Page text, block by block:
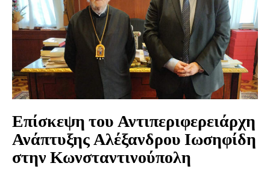
Επίσκεψη του Αντιπεριφερειάρχη
Ανάπτυξης Αλέξανδρου Ιωσηφίδη
στην Κωνσταντινούπολη